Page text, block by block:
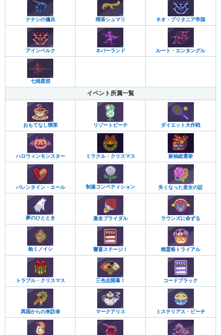
ナナシの傭兵 喫茶シュマリ ネオ・ブリタニア帝国
アインベルク ネバーランド ルート・エンタングル
七煌星団
イベント所属一覧
おもてなし喫茶 リゾートビーチ ダイエット大作戦
ハロウィンモンスター ミラクル・クリスマス 振袖総選挙
バレンタイン・エール 制服コンペティション 失くなった皇女の証
夢のひととき 激走ブライダル ラウンズに命ずる
蝕ミノイシ 響宴ステージ！ 精霊祭トライアル
トラブル・クリスマス 三色志開幕！ コードブラック
異国からの来訪者 マークアリス ミステリアス・ビーチ